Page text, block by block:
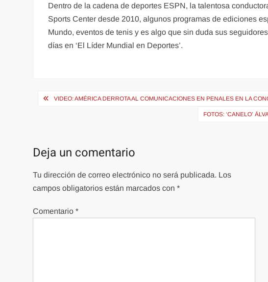
Dentro de la cadena de deportes ESPN, la talentosa
Sports Center desde 2010, algunos programas de ediciones
Mundo, eventos de tenis y es algo que sin duda sus
días en ‘El Líder Mundial en Deportes’.
Navegación
VIDEO: AMÉRICA DERROTA AL COMUNICACIONES EN PENALES EN LA
FOTOS: ‘CANELO’
Deja un comentario
Tu dirección de correo electrónico no será publicada. Los
campos obligatorios están marcados con*
Comentario*